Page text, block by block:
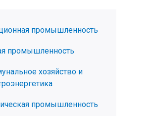
промышленность
промышленность
хозяйство и
промышленность